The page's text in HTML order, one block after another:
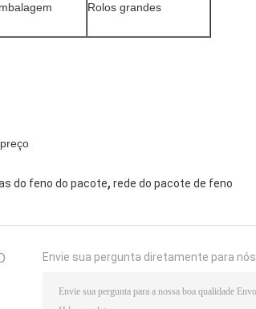
Rolos grandes
do feno do pacote, rede do pacote de feno
Envie sua pergunta diretamente para nós